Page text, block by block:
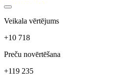
Veikala vērtējums
+10 718
Preču novērtēšana
+119 235